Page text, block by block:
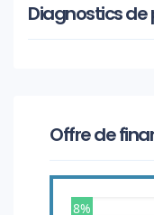
Diagnostics
Offre de